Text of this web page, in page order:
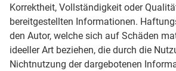
Korrektheit, Vollständigkeit oder
bereitgestellten Informationen.
den Autor, welche sich auf Schäden
ideeller Art beziehen, die durch die
Nichtnutzung der dargebotenen